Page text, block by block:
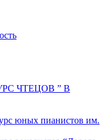
ЧТЕЦОВ ” В
юных пианистов им.